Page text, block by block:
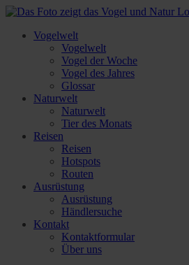
Vogelwelt
Vogelwelt
Vogel der Woche
Vogel des Jahres
Glossar
Naturwelt
Naturwelt
Tier des Monats
Reisen
Reisen
Hotspots
Routen
Ausrüstung
Ausrüstung
Händlersuche
Kontakt
Kontaktformular
Über uns